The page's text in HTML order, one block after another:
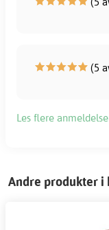
(5
Les flere
Andre produkter